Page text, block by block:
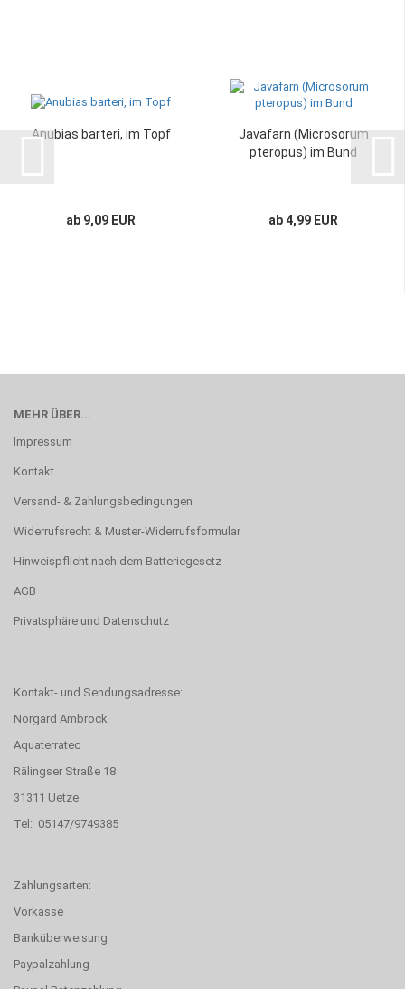
Anubias barteri, im Topf
ab 9,09 EUR
Javafarn (Microsorum
pteropus) im Bund
ab 4,99 EUR
MEHR ÜBER...
Impressum
Kontakt
Versand- & Zahlungsbedingungen
Widerrufsrecht & Muster-Widerrufsformular
Hinweispflicht nach dem Batteriegesetz
AGB
Privatsphäre und Datenschutz
Kontakt- und Sendungsadresse:
Norgard Ambrock
Aquaterratec
Rälingser Straße 18
31311 Uetze
Tel: 05147/9749385
Zahlungsarten:
Vorkasse
Banküberweisung
Paypalzahlung